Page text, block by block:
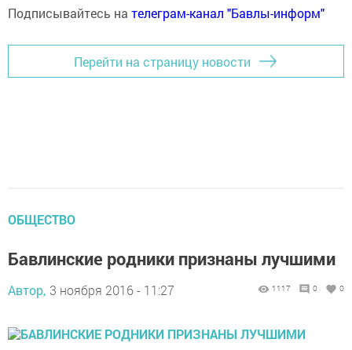
Подписывайтесь на телеграм-канал "Бавлы-информ"
Перейти на страницу новости
ОБЩЕСТВО
Бавлинские родники признаны лучшими
Автор, 3 ноября 2016 - 11:27 1117 0 0